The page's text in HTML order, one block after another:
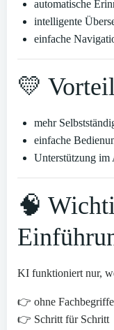
automatische
intelligente
einfache
💛
mehr
einfache
Unterstützung im
🧠
KI funktioniert nur,
👉 ohne Fachbegriffe
👉 Schritt für Schritt